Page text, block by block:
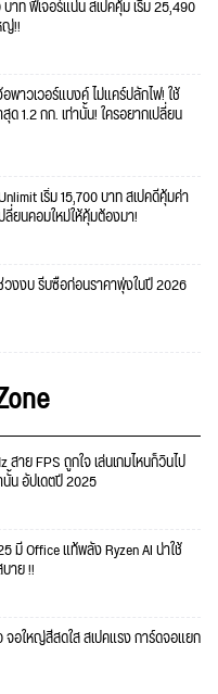
าท ฟีเจอร์แน่น สเปคคุ้ม เริ่ม 25,490
ญ่!!
พาวเวอร์แบงค์ ไม่แคร์ปลั๊กไฟ! ใช้
1.2 กก. เท่านั้น! ใครอยากเปลี่ยน
เริ่ม 15,700 บาท สเปคดีคุ้มค่า
ยนคอมใหม่ให้คุ้มต้องมา!
วงงบ รีบซื้อก่อนราคาพุ่งในปี 2026
าย FPS ถูกใจ เล่นเกมไหนก็วินไป
น อัปเดตปี 2025
มี Office แท้พลัง Ryzen AI น่าใช้
าย !!
จอใหญ่สีสดใส สเปคแรง การ์ดจอแยก